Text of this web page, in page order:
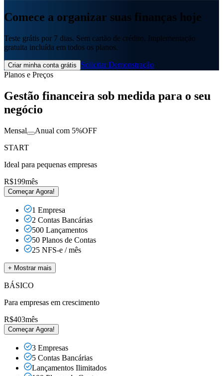
Comece a organizar suas finanças hoje
Teste grátis por 7 dias. Sem cartão de crédito. Implementação
gratuita incluída em todos os planos.
Criar minha conta grátis
Solicitar Demonstração
Planos e Preços
Gestão financeira sob medida para o seu
negócio
Mensal Anual com 5%OFF
START
Ideal para pequenas empresas
R$199mês
Começar Agora!
1 Empresa
2 Contas Bancárias
500 Lançamentos
50 Planos de Contas
25 NFS-e / mês
+ Mostrar mais
BÁSICO
Para empresas em crescimento
R$403mês
Começar Agora!
3 Empresas
5 Contas Bancárias
Lançamentos Ilimitados